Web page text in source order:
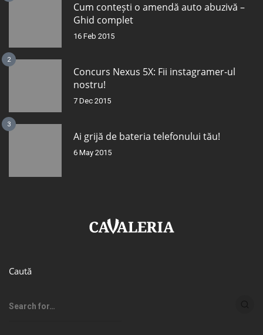
Cum contești o amendă auto abuzivă –
Ghid complet
16 Feb 2015
2
Concurs Nexus 5X: Fii instagramer-ul
nostru!
7 Dec 2015
3
Ai grijă de bateria telefonului tău!
6 May 2015
Caută